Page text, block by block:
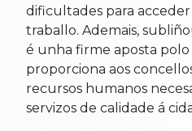
dificultades para
traballo. Ademais,
é unha firme aposta
proporciona aos
recursos humanos
servizos de calidade á